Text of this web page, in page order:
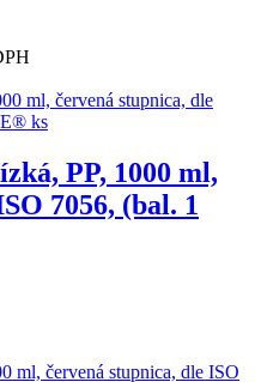
PP, 1000 ml,
7056, (bal. 1